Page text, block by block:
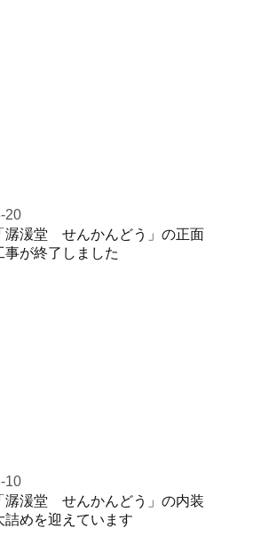
20
潺湲堂 せんかんどう」の正面
事が終了しました
10
潺湲堂 せんかんどう」の内装
詰めを迎えています